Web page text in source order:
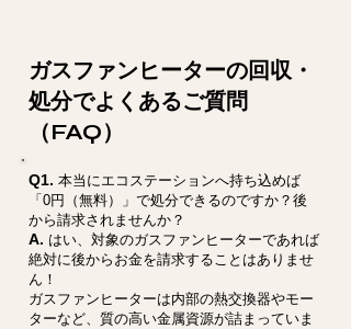
ガスファンヒーターの回収・
処分でよくあるご質問
（FAQ）
Q1. 本当にエコステーションへ持ち込めば
「0円（無料）」で処分できるのですか？後
から請求されませんか？
A. はい、対象のガスファンヒーターであれば
絶対に後からお金を請求することはありませ
ん！
ガスファンヒーターは内部の熱交換器やモー
ターなど、質の高い金属資源が詰まっていま